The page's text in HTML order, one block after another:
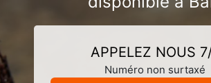
APPELEZ NOUS
Numéro non surtaxé